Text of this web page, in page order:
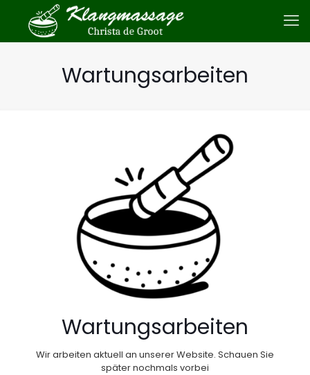
Wartungsarbeiten
Wartungsarbeiten
Wir arbeiten aktuell an unserer Website. Schauen Sie
später nochmals vorbei